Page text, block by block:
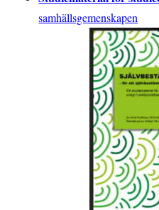
samhällsgemenskapen